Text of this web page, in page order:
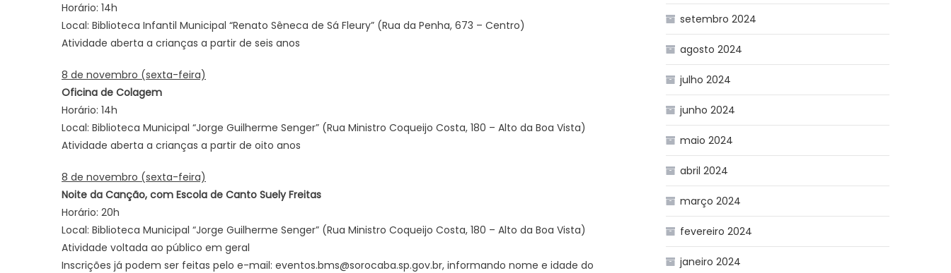
Horário: 14h
Local: Biblioteca Infantil Municipal “Renato Sêneca de Sá Fleury” (Rua da Penha, 673 – Centro)
Atividade aberta a crianças a partir de seis anos
8 de novembro (sexta-feira)
Oficina de Colagem
Horário: 14h
Local: Biblioteca Municipal “Jorge Guilherme Senger” (Rua Ministro Coqueijo Costa, 180 – Alto da Boa Vista)
Atividade aberta a crianças a partir de oito anos
8 de novembro (sexta-feira)
Noite da Canção, com Escola de Canto Suely Freitas
Horário: 20h
Local: Biblioteca Municipal “Jorge Guilherme Senger” (Rua Ministro Coqueijo Costa, 180 – Alto da Boa Vista)
Atividade voltada ao público em geral
Inscrições já podem ser feitas pelo e-mail: eventos.bms@sorocaba.sp.gov.br, informando nome e idade do
setembro 2024
agosto 2024
julho 2024
junho 2024
maio 2024
abril 2024
março 2024
fevereiro 2024
janeiro 2024